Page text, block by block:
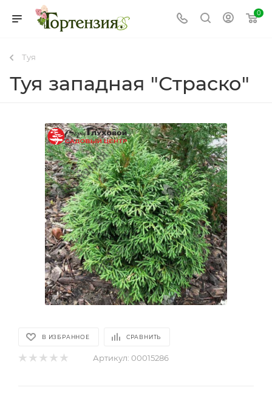
0
Туя
Туя западная "Страско"
В ИЗБРАННОЕ СРАВНИТЬ
Артикул: 00015286